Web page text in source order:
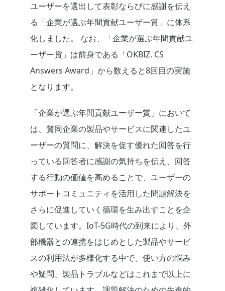
ユーザーを選出して表彰ならびに感謝を伝え
る「企業が選ぶ年間貢献ユーザー賞」に体系
化しました。
なお、「企業が選ぶ年間貢献ユ
ーザー賞」は前身である「OKBIZ. CS
Answers Award」から数えると8回目の実施
となります。
「企業が選ぶ年間貢献ユーザー賞」において
は、賛同企業の製品やサービスに関連したユ
ーザーの質問に、解決を促す優れた回答を行
っている回答者に感謝の気持ちを伝え、回答
する行動の価値を高めることで、ユーザーの
サポートコミュニティを活用した問題解決を
さらに促進していく循環を生み出すことを企
図しています。IoT-5G時代の到来により、外
部機器との連携をはじめとした製品やサービ
スの利用法が多様化する中で、使い方の悩み
や疑問、製品トラブルなどはこれまで以上に